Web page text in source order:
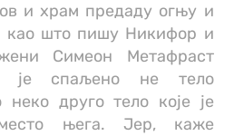
и храм предаду огњу и
као што пишу Никифор и
Симеон Метафраст
спаљено не тело
неко друго тело које је
њега. Јер, каже